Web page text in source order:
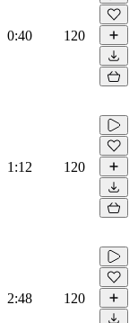
0:40 120
1:12 120
2:48 120